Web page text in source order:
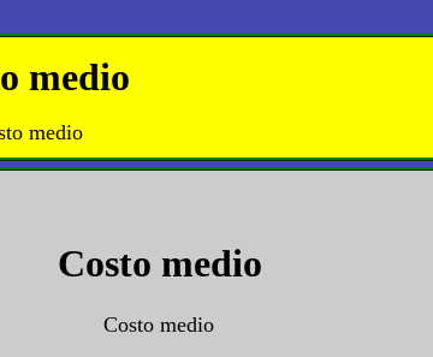
medio
medio
Costo medio
Costo medio